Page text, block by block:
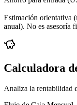
Estimación orientativa
anual). No es asesoría
Calculadora
Analiza la rentabilidad